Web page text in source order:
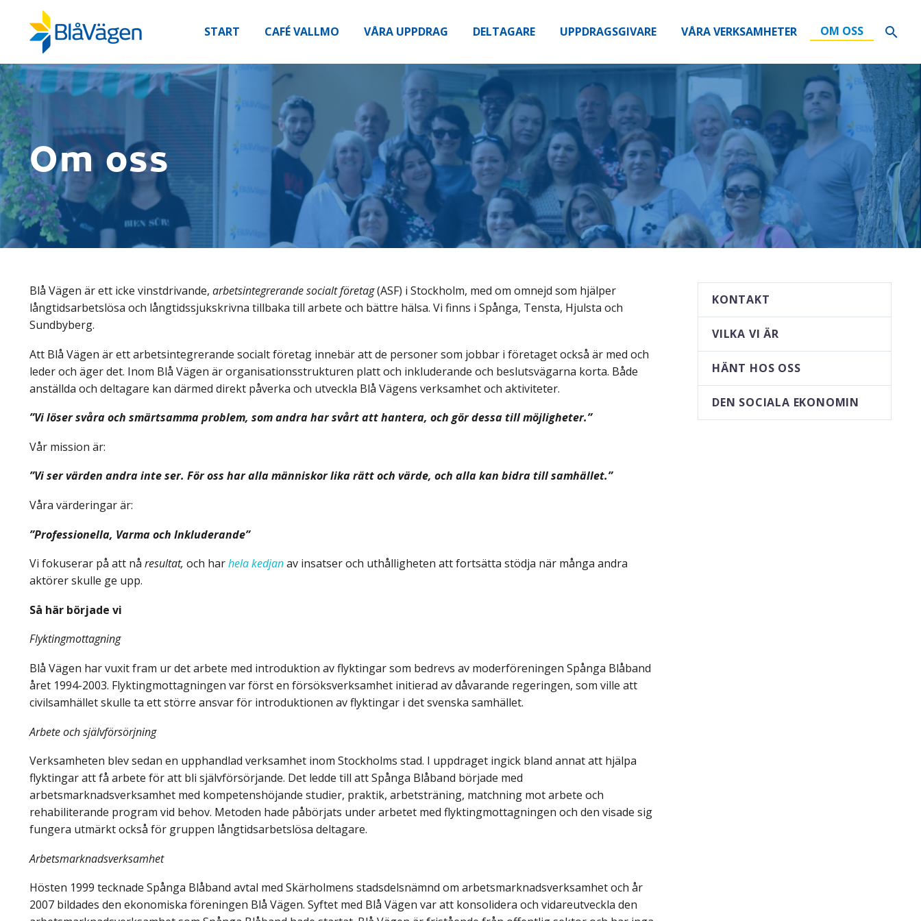
START CAFÉ VALLMO VÅRA UPPDRAG DELTAGARE UPPDRAGSGIVARE VÅRA VERKSAMHETER OM OSS
Om oss
Blå Vägen är ett icke vinstdrivande, arbetsintegrerande socialt företag(ASF) i Stockholm, med om omnejd som hjälper
långtidsarbetslösa och långtidssjukskrivna tillbaka till arbete och bättre hälsa. Vi finns i Spånga, Tensta, Hjulsta och
Sundbyberg.
Att Blå Vägen är ett arbetsintegrerande socialt företag innebär att de personer som jobbar i företaget också är med och
leder och äger det. Inom Blå Vägen är organisationsstrukturen platt och inkluderande och beslutsvägarna korta. Både
anställda och deltagare kan därmed direkt påverka och utveckla Blå Vägens verksamhet och aktiviteter.
”Vi löser svåra och smärtsamma problem, som andra har svårt att hantera, och gör dessa till möjligheter.”
Vår mission är:
”Vi ser värden andra inte ser. För oss har alla människor lika rätt och värde, och alla kan bidra till samhället.”
Våra värderingar är:
”Professionella, Varma och Inkluderande”
Vi fokuserar på att nå resultat, och harhela kedjanav insatser och uthålligheten att fortsätta stödja när många andra
aktörer skulle ge upp.
Så här började vi
Flyktingmottagning
Blå Vägen har vuxit fram ur det arbete med introduktion av flyktingar som bedrevs av moderföreningen Spånga Blåband
året 1994-2003. Flyktingmottagningen var först en försöksverksamhet initierad av dåvarande regeringen, som ville att
civilsamhället skulle ta ett större ansvar för introduktionen av flyktingar i det svenska samhället.
Arbete och självförsörjning
Verksamheten blev sedan en upphandlad verksamhet inom Stockholms stad. I uppdraget ingick bland annat att hjälpa
flyktingar att få arbete för att bli självförsörjande. Det ledde till att Spånga Blåband började med
arbetsmarknadsverksamhet med kompetenshöjande studier, praktik, arbetsträning, matchning mot arbete och
rehabiliterande program vid behov. Metoden hade påbörjats under arbetet med flyktingmottagningen och den visade sig
fungera utmärkt också för gruppen långtidsarbetslösa deltagare.
Arbetsmarknadsverksamhet
Hösten 1999 tecknade Spånga Blåband avtal med Skärholmens stadsdelsnämnd om arbetsmarknadsverksamhet och år
2007 bildades den ekonomiska föreningen Blå Vägen. Syftet med Blå Vägen var att konsolidera och vidareutveckla den
KONTAKT
VILKA VI ÄR
HÄNT HOS OSS
DEN SOCIALA EKONOMIN